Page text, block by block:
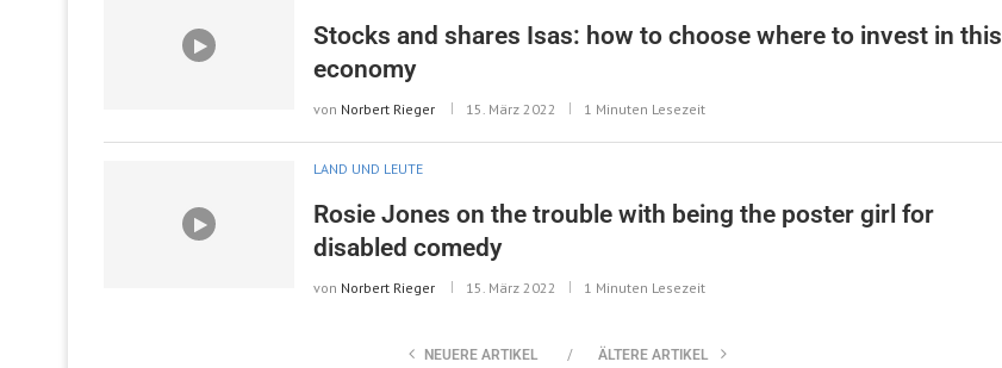
Stocks and shares Isas: how to choose where to invest in this
economy
von Norbert Rieger 15. März 2022 1 Minuten Lesezeit
LAND UND LEUTE
Rosie Jones on the trouble with being the poster girl for
disabled comedy
von Norbert Rieger 15. März 2022 1 Minuten Lesezeit
NEUERE ARTIKEL ÄLTERE ARTIKEL